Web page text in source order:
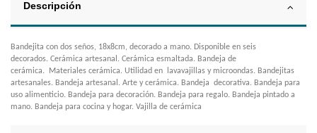
Descripción
Bandejita con dos seños, 18x8cm, decorado a mano. Disponible en seis
decorados. Cerámica artesanal. Cerámica esmaltada. Bandeja de
cerámica. Materiales cerámica. Utilidad en lavavajillas y microondas. Bandejitas
artesanales. Bandeja artesanal. Arte y cerámica. Bandeja decorativa. Bandeja para
uso alimenticio. Bandeja para decoración. Bandeja para regalo. Bandeja pintado a
mano. Bandeja para cocina y hogar. Vajilla de cerámica